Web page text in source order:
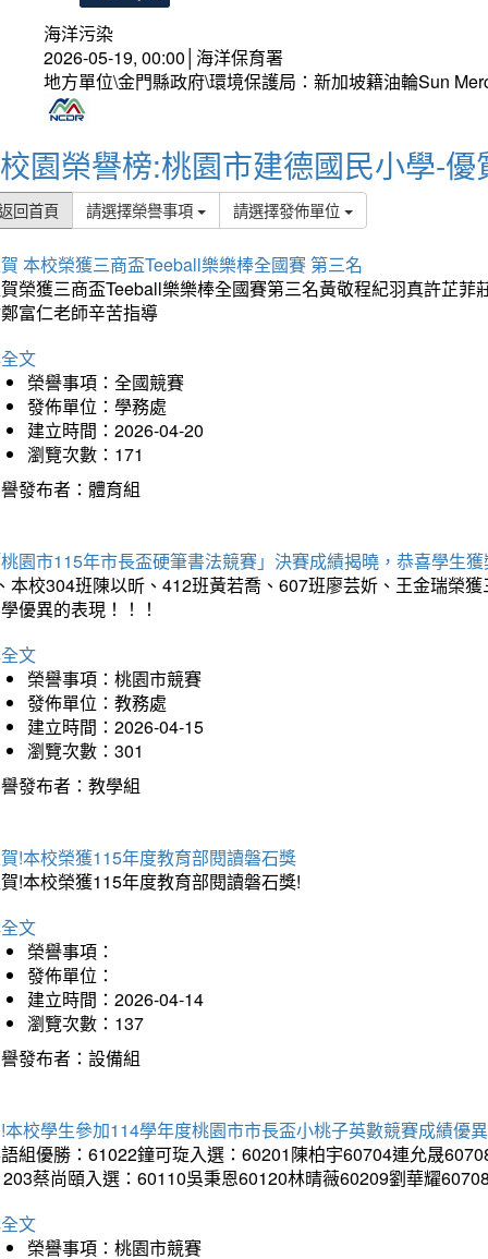
海洋污染
2026-05-19, 00:00│海洋保育署
地方單位\金門縣政府\環境保護局：新加坡籍油輪Sun
校園榮譽榜:桃園市建德國民小學-優
回首頁 請選擇榮譽事項 請選擇發佈單位
本校榮獲三商盃Teeball樂樂棒全國賽 第三名
榮獲三商盃Teeball樂樂棒全國賽第三名黃敬程紀羽真許芷
富仁老師辛苦指導
文
榮譽事項：全國競賽
發佈單位：學務處
建立時間：2026-04-20
瀏覽次數：171
發布者：體育組
園市115年市長盃硬筆書法競賽」決賽成績揭曉，恭喜學生
本校304班陳以昕、412班黃若喬、607班廖芸妡、王金瑞榮
優異的表現！！！
文
榮譽事項：桃園市競賽
發佈單位：教務處
建立時間：2026-04-15
瀏覽次數：301
發布者：教學組
!本校榮獲115年度教育部閱讀磐石獎
!本校榮獲115年度教育部閱讀磐石獎!
文
榮譽事項：
發佈單位：
建立時間：2026-04-14
瀏覽次數：137
發布者：設備組
本校學生參加114學年度桃園市市長盃小桃子英數競賽成績優
組優勝：61022鐘可琁入選：60201陳柏宇60704連允晟
蔡尚頤入選：60110吳秉恩60120林晴薇60209劉華耀
文
榮譽事項：桃園市競賽